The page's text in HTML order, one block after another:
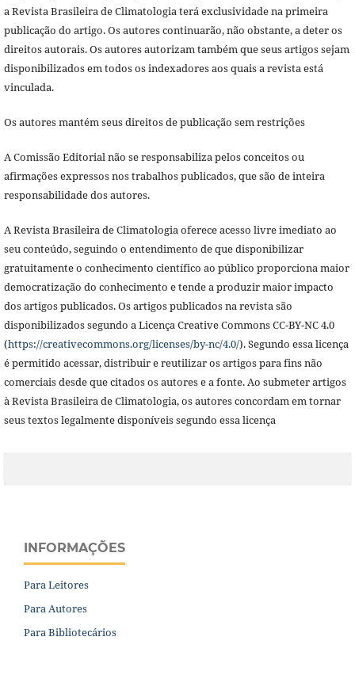
a Revista Brasileira de Climatologia terá exclusividade na primeira
publicação do artigo. Os autores continuarão, não obstante, a deter os
direitos autorais. Os autores autorizam também que seus artigos sejam
disponibilizados em todos os indexadores aos quais a revista está
vinculada.
Os autores mantém seus direitos de publicação sem restrições
A Comissão Editorial não se responsabiliza pelos conceitos ou
afirmações expressos nos trabalhos publicados, que são de inteira
responsabilidade dos autores.
A Revista Brasileira de Climatologia oferece acesso livre imediato ao
seu conteúdo, seguindo o entendimento de que disponibilizar
gratuitamente o conhecimento científico ao público proporciona maior
democratização do conhecimento e tende a produzir maior impacto
dos artigos publicados. Os artigos publicados na revista são
disponibilizados segundo a Licença Creative Commons CC-BY-NC 4.0
(https://creativecommons.org/licenses/by-nc/4.0/). Segundo essa licença
é permitido acessar, distribuir e reutilizar os artigos para fins não
comerciais desde que citados os autores e a fonte. Ao submeter artigos
à Revista Brasileira de Climatologia,os autores concordam em tornar
seus textos legalmente disponíveis segundo essa licença
INFORMAÇÕES
Para Leitores
Para Autores
Para Bibliotecários